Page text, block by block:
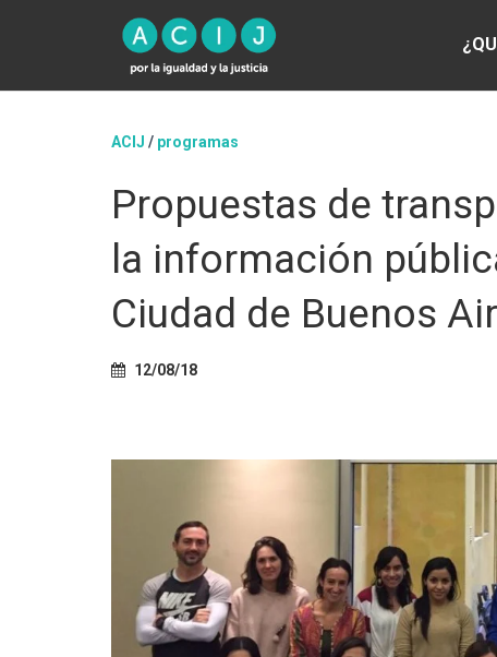
ACIJ / programas
Propuestas de
la información
Ciudad de Buenos
12/08/18